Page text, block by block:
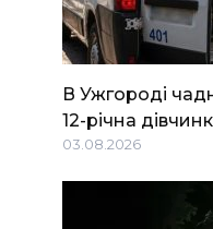
В Ужгороді
12-річна
03.08.2026